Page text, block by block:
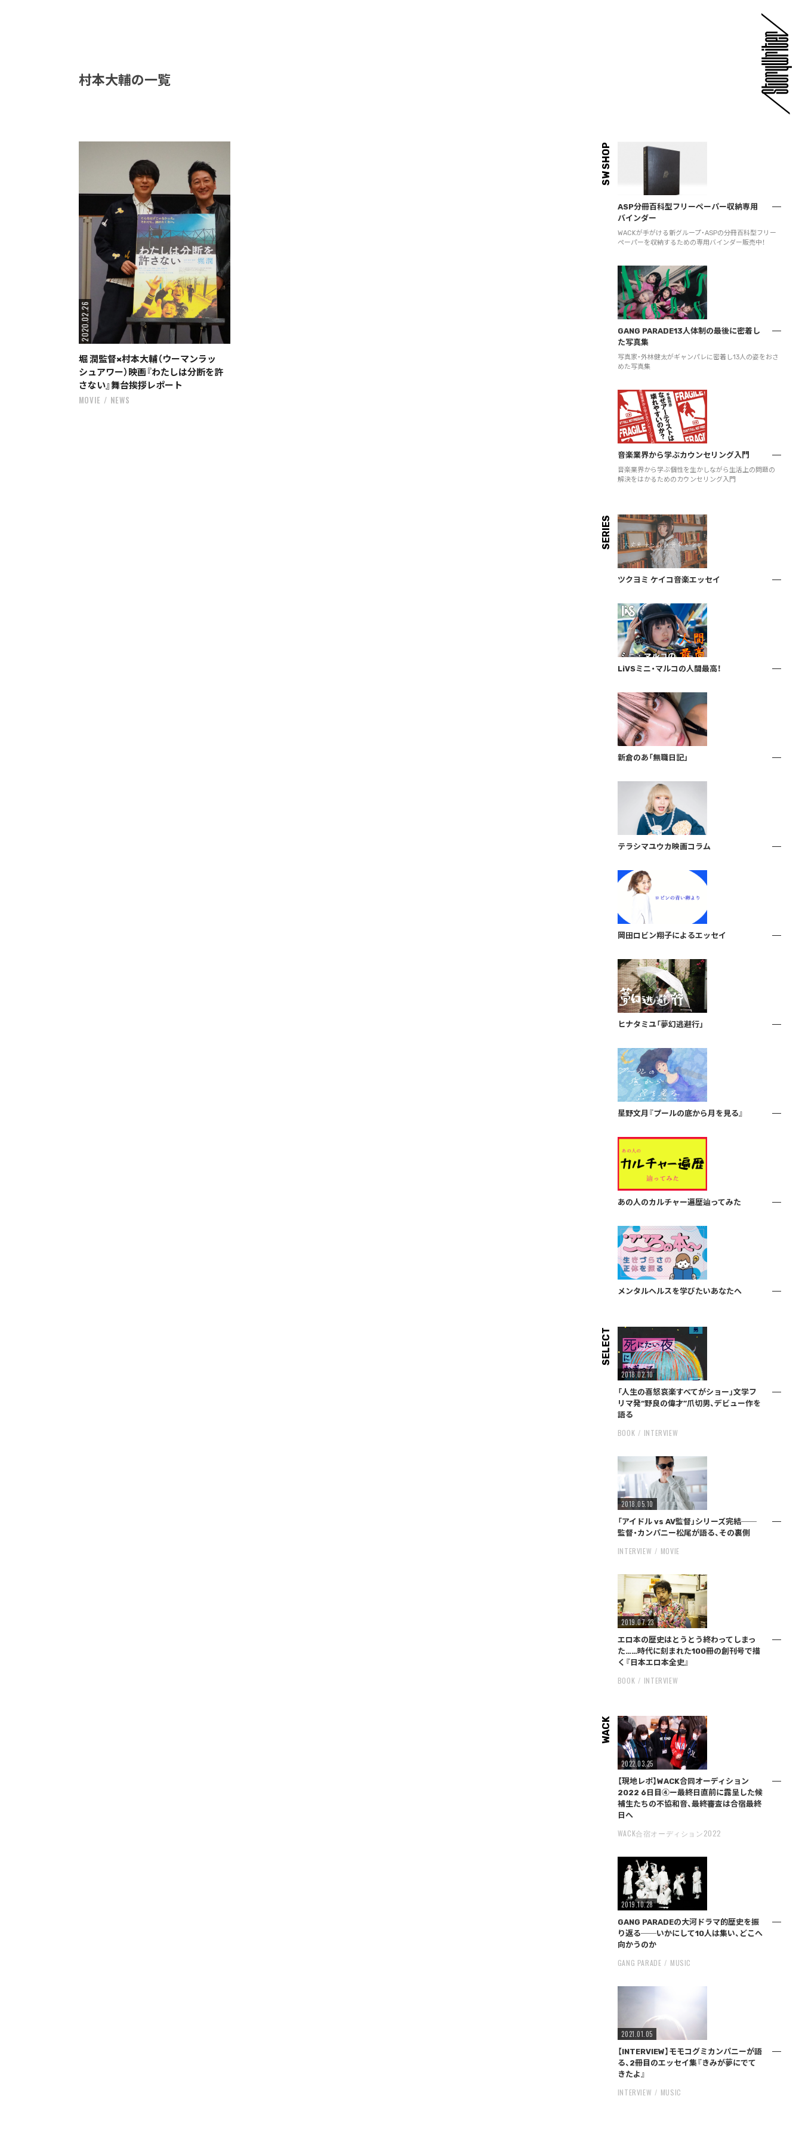
村本大輔の一覧
2020.02.26
堀 潤監督×村本大輔（ウーマンラッ
シュアワー）映画『わたしは分断を許
さない』舞台挨拶レポート
MOVIE NEWS
SW SHOP
ASP分冊百科型フリーペーパー収納専用
バインダー
WACKが手がける新グループ・ASPの分冊百科型フリー
ペーパーを収納するための専用バインダー販売中！
GANG PARADE13人体制の最後に密着し
た写真集
写真家・外林健太がギャンパレに密着し13人の姿をおさ
めた写真集
音楽業界から学ぶカウンセリング入門
音楽業界から学ぶ個性を生かしながら生活上の問題の
解決をはかるためのカウンセリング入門
SERIES
ツクヨミ ケイコ音楽エッセイ
LiVSミニ・マルコの人間最高！
新倉のあ「無職日記」
テラシマユウカ映画コラム
岡田ロビン翔子によるエッセイ
ヒナタミユ「夢幻逃避行」
星野文月『プールの底から月を見る』
あの人のカルチャー遍歴辿ってみた
メンタルヘルスを学びたいあなたへ
SELECT
2018.02.10
「人生の喜怒哀楽すべてがショー」文学フ
リマ発“野良の偉才”爪切男、デビュー作を
語る
BOOK INTERVIEW
2018.05.10
「アイドル vs AV監督」シリーズ完結──
監督・カンパニー松尾が語る、その裏側
INTERVIEW MOVIE
2019.07.23
エロ本の歴史はとうとう終わってしまっ
た……時代に刻まれた100冊の創刊号で描
く『日本エロ本全史』
BOOK INTERVIEW
WACK
2022.03.25
【現地レポ】WACK合同オーディション
2022 6日目④ー最終日直前に露呈した候
補生たちの不協和音、最終審査は合宿最終
日へ
WACK合宿オーディション2022
2019.10.28
GANG PARADEの大河ドラマ的歴史を振
り返る──いかにして10人は集い、どこへ
向かうのか
GANG PARADE MUSIC
2021.01.05
【INTERVIEW】モモコグミカンパニーが語
る、2冊目のエッセイ集『きみが夢にでて
きたよ』
INTERVIEW MUSIC